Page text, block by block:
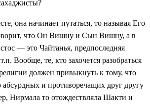
она начинает путаться, то называя Его
что Он Вишну и Сын Вишну, а в
— это Чайтанья, предпоследняя
Вообще, те, кто захочется разобраться
должен привыкнуть к тому, что
абсурдных и противоречащих друг другу
Нирмала то отождествляла Шакти и